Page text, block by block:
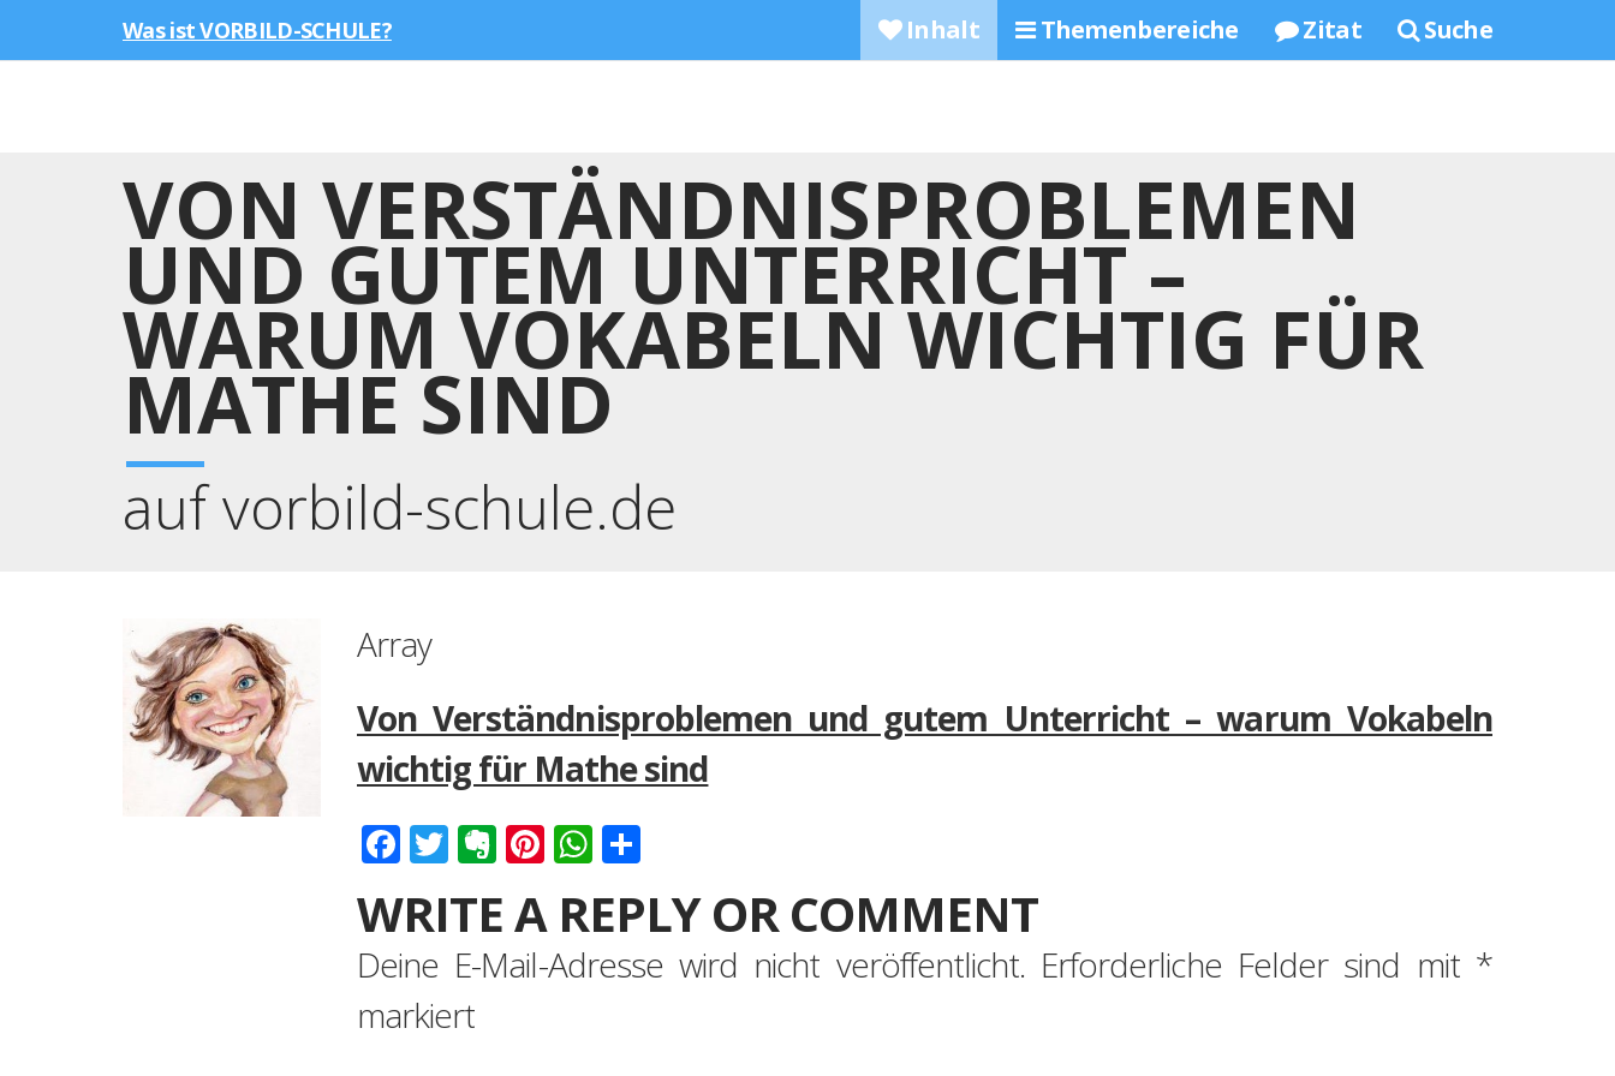
Was ist VORBILD-SCHULE? Inhalt Themenbereiche Zitat Suche
VON VERSTÄNDNISPROBLEMEN
UND GUTEM UNTERRICHT –
WARUM VOKABELN WICHTIG FÜR
MATHE SIND
auf vorbild-schule.de
Array
Von Verständnisproblemen und gutem Unterricht – warum Vokabeln
wichtig für Mathe sind
Facebook
Twitter
Evernote
Pinterest
WhatsApp
WRITE A REPLY OR COMMENT
Deine E-Mail-Adresse wird nicht veröffentlicht. Erforderliche Felder sind mit *
markiert